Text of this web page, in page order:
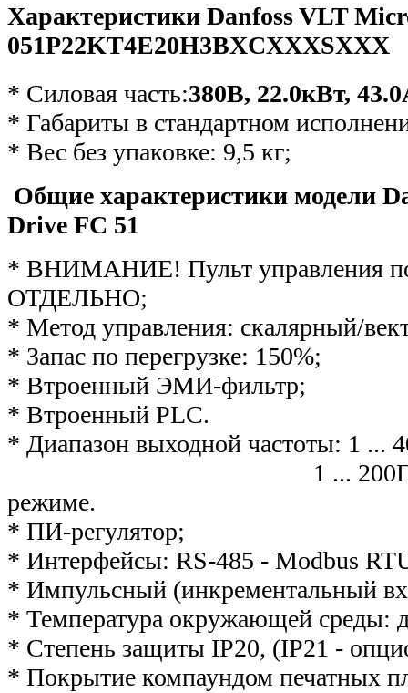
Характеристики Danfoss VLT
051P22KT4E20H3ВXCXXXSXXX
* Силовая часть:380В, 22.0кВт,
* Габариты в стандартном
* Вес без упаковке: 9,5 кг;
Общие характеристики модели
Drive FC 51
* ВНИМАНИЕ! Пульт управления
ОТДЕЛЬНО;
* Метод управления: скалярный/
* Запас по перегрузке: 150%;
* Втроенный ЭМИ-фильтр;
* Втроенный PLC.
* Диапазон выходной частоты: 1 ...
1 ... 200Гц в
режиме.
* ПИ-регулятор;
* Интерфейсы: RS-485 - Modbus
* Импульсный (инкрементальный
* Температура окружающей среды:
* Степень защиты IP20, (IP21 -
* Покрытие компаундом печатных